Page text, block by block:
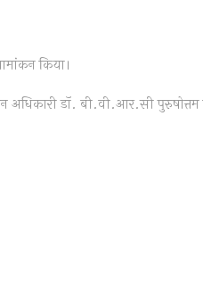
किया।
अधिकारी डॉ. बी.वी.आर.सी